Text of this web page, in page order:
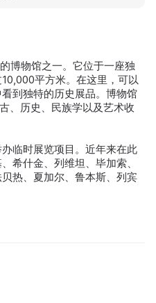
博物馆之一。它位于一座独
平方米。在这里，可以
到独特的历史展品。博物馆
、历史、民族学以及艺术收
临时展览项目。近年来在此
希什金、列维坦、毕加索、
热、夏加尔、鲁本斯、列宾